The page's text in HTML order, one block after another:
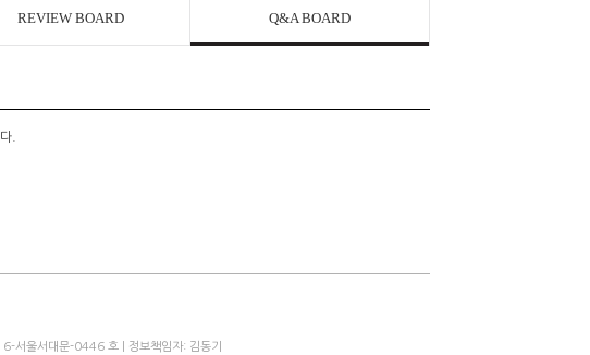
REVIEW BOARD Q&A BOARD
.
서울서대문-0446 호 | 정보책임자: 김동기